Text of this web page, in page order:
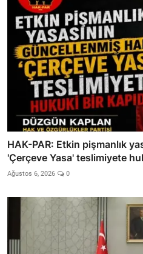
HAK-PAR: Etkin pişmanlık
'Çerçeve Yasa' teslimiyete
Ağustos 6, 2026 0